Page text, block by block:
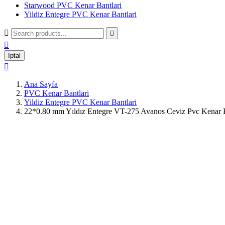
Starwood PVC Kenar Bantlari
Yildiz Entegre PVC Kenar Bantlari
 

İptal

Ana Sayfa
PVC Kenar Bantlari
Yildiz Entegre PVC Kenar Bantlari
22*0.80 mm Yıldız Entegre VT-275 Avanos Ceviz Pvc Kenar